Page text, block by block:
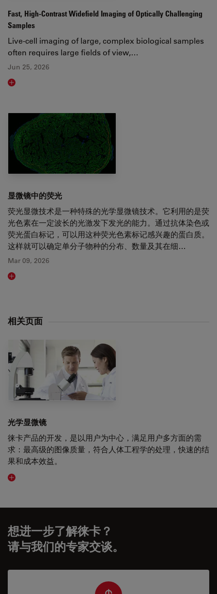
Fast, High-Contrast Widefield Imaging of Optically Challenging
Samples
Live‑cell imaging of large, complex biological samples
often requires large fields of view,…
Jun 25, 2026
Read article
显微镜中的荧光
荧光显微技术是一种特殊的光学显微镜技术。它利用的是荧
光色素在一定波长的光激发下发光的能力。通过抗体染色或
荧光蛋白标记，可以用这种荧光色素标记感兴趣的蛋白质。
这样就可以确定单分子物种的分布、数量及其在细…
Mar 09, 2026
Read article
相关页面
光学显微镜
徕卡产品的开发，是以用户为中心，满足用户多方面的需
求：最高级的图像质量，符合人体工程学的处理，快速的结
果和成本效益。
Visit related page
想进一步了解徕卡？
请与我们的专家交谈。